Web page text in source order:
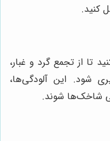
کنید.
تا از تجمع گرد و غبار،
شود. این آلودگی‌ها،
شاخک‌ها شوند.